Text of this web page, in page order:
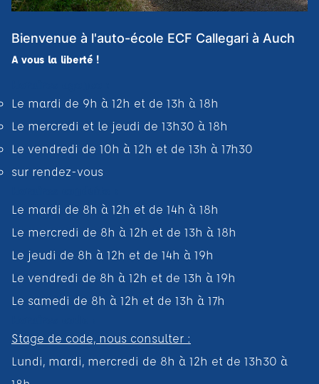
Bienvenue à l'auto-école ECF Callegari à Auch
A vous la liberté !
Le mardi de 9h à 12h et de 13h à 18h
Le mercredi et le jeudi de 13h30 à 18h
Le vendredi de 10h à 12h et de 13h à 17h30
sur rendez-vous
Le mardi de 8h à 12h et de 14h à 18h
Le mercredi de 8h à 12h et de 13h à 18h
Le jeudi de 8h à 12h et de 14h à 19h
Le vendredi de 8h à 12h et de 13h à 19h
Le samedi de 8h à 12h et de 13h à 17h
Stage de code, nous consulter :
Lundi, mardi, mercredi de 8h à 12h et de 13h30 à